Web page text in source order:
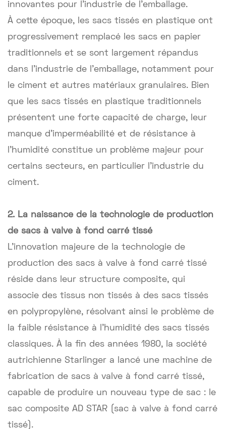
innovantes pour l'industrie de l'emballage.
À cette époque, les sacs tissés en plastique ont
progressivement remplacé les sacs en papier
traditionnels et se sont largement répandus
dans l'industrie de l'emballage, notamment pour
le ciment et autres matériaux granulaires. Bien
que les sacs tissés en plastique traditionnels
présentent une forte capacité de charge, leur
manque d'imperméabilité et de résistance à
l'humidité constitue un problème majeur pour
certains secteurs, en particulier l'industrie du
ciment.
2. La naissance de la technologie de production
de sacs à valve à fond carré tissé
L'innovation majeure de la technologie de
production des sacs à valve à fond carré tissé
réside dans leur structure composite, qui
associe des tissus non tissés à des sacs tissés
en polypropylène, résolvant ainsi le problème de
la faible résistance à l'humidité des sacs tissés
classiques. À la fin des années 1980, la société
autrichienne Starlinger a lancé une machine de
fabrication de sacs à valve à fond carré tissé,
capable de produire un nouveau type de sac : le
sac composite AD STAR (sac à valve à fond carré
tissé).